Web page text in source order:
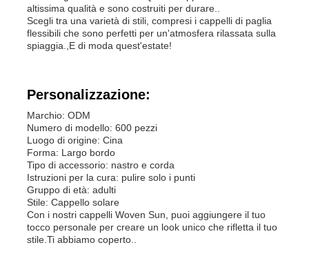
Ghette dell'elastam delle donne
Istruttore Socks di sport
i calzini funky degli uomini
I calzini operati delle donne
altissima qualità e sono costruiti per durare..
Scegli tra una varietà di stili, compresi i cappelli di paglia
flessibili che sono perfetti per un'atmosfera rilassata sulla
spiaggia.,E di moda quest'estate!
Personalizzazione:
Marchio: ODM
Numero di modello: 600 pezzi
Luogo di origine: Cina
Forma: Largo bordo
Tipo di accessorio: nastro e corda
Istruzioni per la cura: pulire solo i punti
Gruppo di età: adulti
Stile: Cappello solare
Con i nostri cappelli Woven Sun, puoi aggiungere il tuo
tocco personale per creare un look unico che rifletta il tuo
stile.Ti abbiamo coperto..